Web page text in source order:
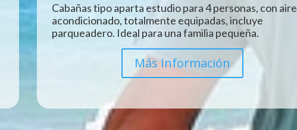
Cabañas tipo aparta estudio para 4 personas, con aire
acondicionado, totalmente equipadas, incluye
parqueadero. Ideal para una familia pequeña.
Más Información